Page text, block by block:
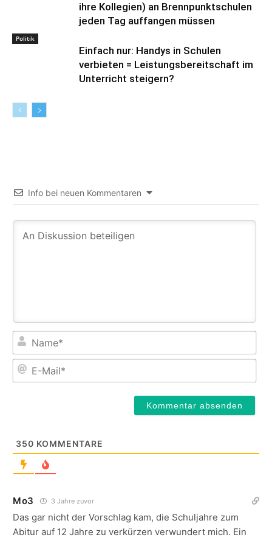
ihre Kollegien) an Brennpunktschulen
jeden Tag auffangen müssen
Politik
Einfach nur: Handys in Schulen
verbieten = Leistungsbereitschaft im
Unterricht steigern?
Info bei neuen Kommentaren
E-
350 KOMMENTARE
Mo3 3 Jahre zuvor
Das gar nicht der Vorschlag kam, die Schuljahre zum
Abitur auf 12 Jahre zu verkürzen verwundert mich. Ein